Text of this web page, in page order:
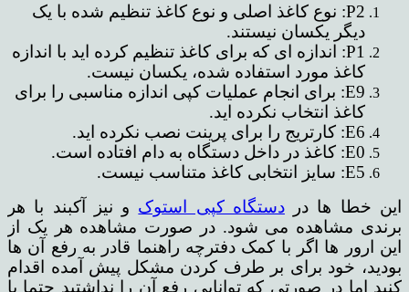
P2: نوع کاغذ اصلی و نوع کاغذ تنظیم شده با یک
دیگر یکسان نیستند.
P1: اندازه ای که برای کاغذ تنظیم کرده اید با اندازه
کاغذ مورد استفاده شده، یکسان نیست.
E9: برای انجام عملیات کپی اندازه مناسبی را برای
کاغذ انتخاب نکرده اید.
E6: کارتریج را برای پرینت نصب نکرده اید.
E0: کاغذ در داخل دستگاه به دام افتاده است.
E5: سایز انتخابی کاغذ متناسب نیست.
این خطا ها دردستگاه کپی استوک و نیز آکبند با هر
برندی مشاهده می شود. در صورت مشاهده هر یک از
این ارور ها اگر با کمک دفترچه راهنما قادر به رفع آن ها
بودید، خود برای بر طرف کردن مشکل پیش آمده اقدام
کنید اما در صورتی که توانایی رفع آن را نداشتید حتما با